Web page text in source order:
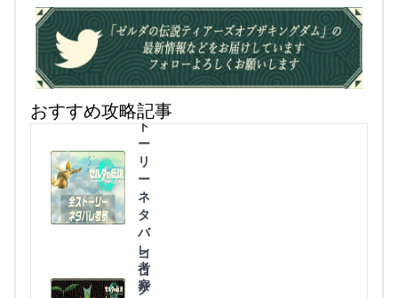
おすすめ攻略記事
全
ス
ト
ー
リ
ー
ネ
タ
バ
レ
考
察
コ
ロ
グ